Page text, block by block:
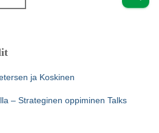
ja Koskinen
– Strateginen oppiminen Talks